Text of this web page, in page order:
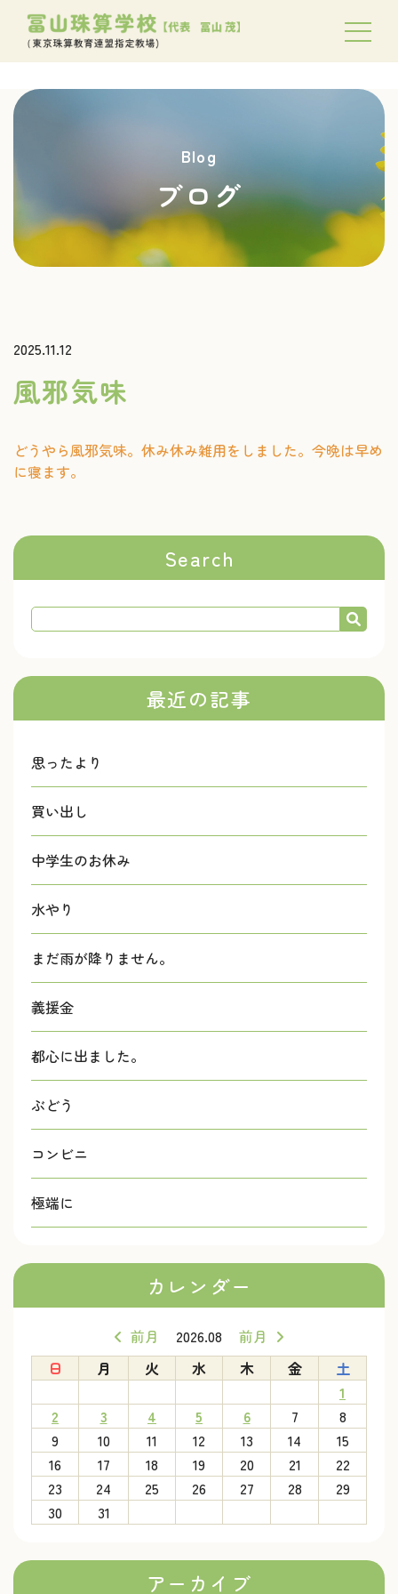
Blog
ブログ
2025.11.12
風邪気味
どうやら風邪気味。休み休み雑用をしました。今晩は早め
に寝ます。
Search
最近の記事
思ったより
買い出し
中学生のお休み
水やり
まだ雨が降りません。
義援金
都心に出ました。
ぶどう
コンビニ
極端に
カレンダー
前月 2026.08
前月
日
月 火 水 木 金
土
1
2
3 4 5 6 7
8
9
10 11 12 13 14
15
16
17 18 19 20 21
22
23
24 25 26 27 28
29
30
31
アーカイブ